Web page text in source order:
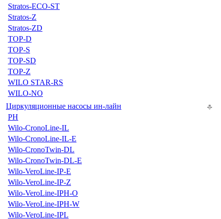
Stratos-ECO-ST
Stratos-Z
Stratos-ZD
TOP-D
TOP-S
TOP-SD
TOP-Z
WILO STAR-RS
WILO-NO
Циркуляционные насосы ин-лайн
PH
Wilo-CronoLine-IL
Wilo-CronoLine-IL-E
Wilo-CronoTwin-DL
Wilo-CronoTwin-DL-E
Wilo-VeroLine-IP-E
Wilo-VeroLine-IP-Z
Wilo-VeroLine-IPH-O
Wilo-VeroLine-IPH-W
Wilo-VeroLine-IPL